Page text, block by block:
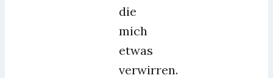
die
mich
etwas
verwirren.